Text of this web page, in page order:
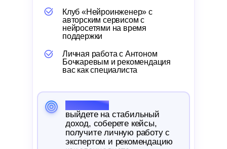
Клуб «Нейроинженер» с
авторским сервисом с
нейросетями на время
поддержки
Личная работа с Антоном
Бочкаревым и рекомендация
вас как специалиста
Результат:
выйдете на стабильный
доход, соберете кейсы,
получите личную работу с
экспертом и рекомендацию